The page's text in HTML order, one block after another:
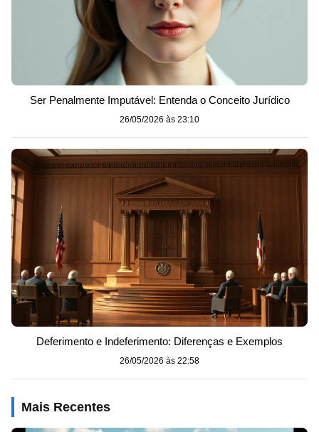
Ser Penalmente Imputável: Entenda o Conceito Jurídico
26/05/2026 às 23:10
Deferimento e Indeferimento: Diferenças e Exemplos
26/05/2026 às 22:58
Mais Recentes